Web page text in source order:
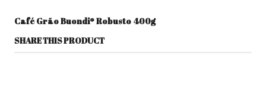
Café Grão Buondi® Robusto 400g
SHARE THIS PRODUCT